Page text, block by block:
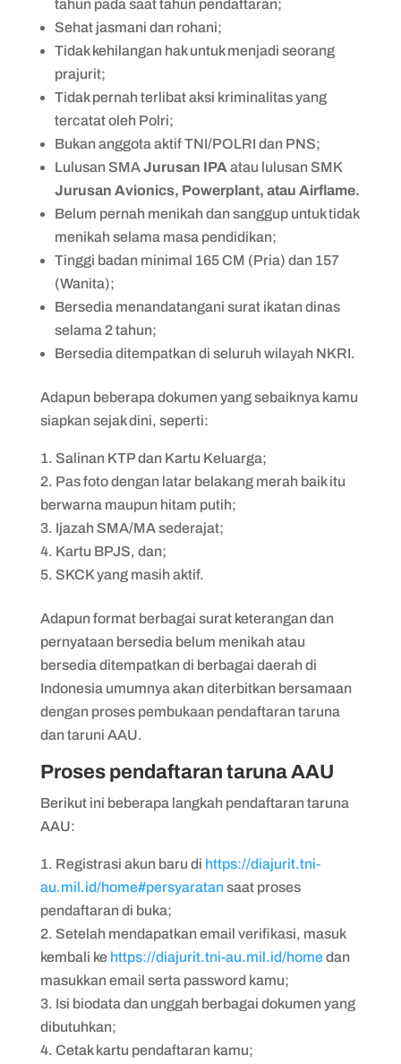
tahun pada saat tahun pendaftaran;
Sehat jasmani dan rohani;
Tidak kehilangan hak untuk menjadi seorang
prajurit;
Tidak pernah terlibat aksi kriminalitas yang
tercatat oleh Polri;
Bukan anggota aktif TNI/POLRI dan PNS;
Lulusan SMAJurusan IPA atau lulusan SMK
Jurusan Avionics, Powerplant, atau Airflame.
Belum pernah menikah dan sanggup untuk tidak
menikah selama masa pendidikan;
Tinggi badan minimal 165 CM (Pria) dan 157
(Wanita);
Bersedia menandatangani surat ikatan dinas
selama 2 tahun;
Bersedia ditempatkan di seluruh wilayah NKRI.
Adapun beberapa dokumen yang sebaiknya kamu
siapkan sejak dini, seperti:
Salinan KTP dan Kartu Keluarga;
Pas foto dengan latar belakang merah baik itu
berwarna maupun hitam putih;
Ijazah SMA/MA sederajat;
Kartu BPJS, dan;
SKCK yang masih aktif.
Adapun format berbagai surat keterangan dan
pernyataan bersedia belum menikah atau
bersedia ditempatkan di berbagai daerah di
Indonesia umumnya akan diterbitkan bersamaan
dengan proses pembukaan pendaftaran taruna
dan taruni AAU.
Proses pendaftaran taruna AAU
Berikut ini beberapa langkah pendaftaran taruna
AAU:
Registrasi akun baru di https://diajurit.tni-
au.mil.id/home#persyaratansaat proses
pendaftaran di buka;
Setelah mendapatkan email verifikasi, masuk
kembali ke https://diajurit.tni-au.mil.id/homedan
masukkan email serta password kamu;
Isi biodata dan unggah berbagai dokumen yang
dibutuhkan;
Cetak kartu pendaftaran kamu;